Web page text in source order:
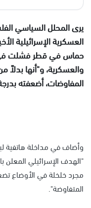
يرى المحلل السياسي
العسكرية الإسرائيلية
حماس في قطر فشلت في
والعسكرية، و"أنها
المفاوضات، أضعفته
وأضاف في مداخلة هاتفية
"الهدف الإسرائيلي
مجرد خلخلة في الأوضاع
المتفاوضة".